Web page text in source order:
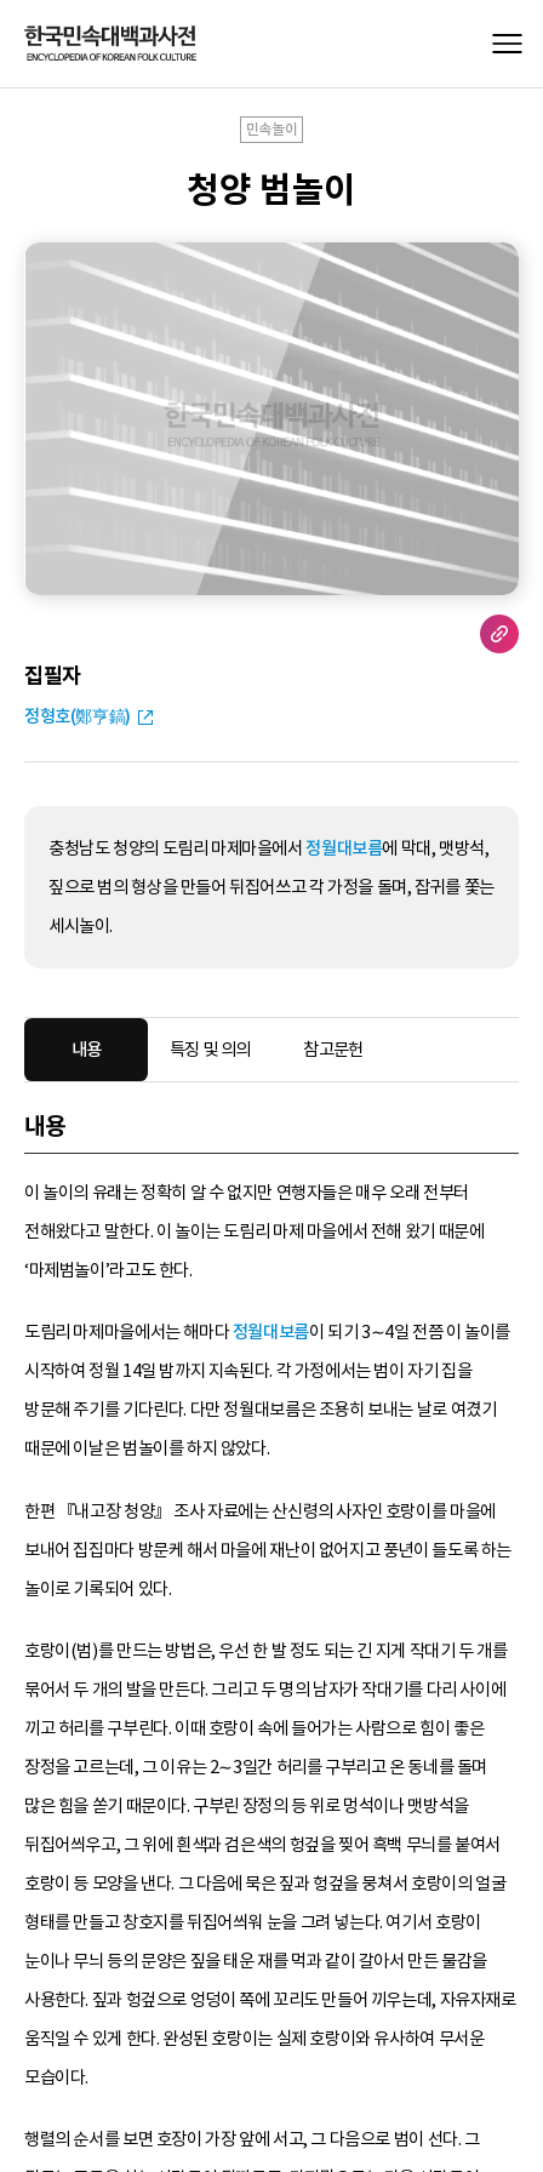
민속놀이
청양 범놀이
집필자
정형호(鄭亨鎬)
충청남도 청양의 도림리 마제마을에서정월대보름에 막대, 맷방석,
짚으로 범의 형상을 만들어 뒤집어쓰고 각 가정을 돌며, 잡귀를 쫓는
세시놀이.
내용 특징 및 의의 참고문헌
내용
이 놀이의 유래는 정확히 알 수 없지만 연행자들은 매우 오래 전부터
전해왔다고 말한다. 이 놀이는 도림리 마제 마을에서 전해 왔기 때문에
‘마제범놀이’라고도 한다.
도림리 마제마을에서는 해마다정월대보름이 되기 3∼4일 전쯤 이 놀이를
시작하여 정월 14일 밤까지 지속된다. 각 가정에서는 범이 자기 집을
방문해 주기를 기다린다. 다만 정월대보름은 조용히 보내는 날로 여겼기
때문에 이날은 범놀이를 하지 않았다.
한편 『내고장 청양』 조사 자료에는 산신령의 사자인 호랑이를 마을에
보내어 집집마다 방문케 해서 마을에 재난이 없어지고 풍년이 들도록 하는
놀이로 기록되어 있다.
호랑이(범)를 만드는 방법은, 우선 한 발 정도 되는 긴 지게 작대기 두 개를
묶어서 두 개의 발을 만든다. 그리고 두 명의 남자가 작대기를 다리 사이에
끼고 허리를 구부린다. 이때 호랑이 속에 들어가는 사람으로 힘이 좋은
장정을 고르는데, 그 이유는 2∼3일간 허리를 구부리고 온 동네를 돌며
많은 힘을 쏟기 때문이다. 구부린 장정의 등 위로 멍석이나 맷방석을
뒤집어씌우고, 그 위에 흰색과 검은색의 헝겊을 찢어 흑백 무늬를 붙여서
호랑이 등 모양을 낸다. 그 다음에 묵은 짚과 헝겊을 뭉쳐서 호랑이의 얼굴
형태를 만들고 창호지를 뒤집어씌워 눈을 그려 넣는다. 여기서 호랑이
눈이나 무늬 등의 문양은 짚을 태운 재를 먹과 같이 갈아서 만든 물감을
사용한다. 짚과 헝겊으로 엉덩이 쪽에 꼬리도 만들어 끼우는데, 자유자재로
움직일 수 있게 한다. 완성된 호랑이는 실제 호랑이와 유사하여 무서운
모습이다.
행렬의 순서를 보면 호장이 가장 앞에 서고, 그 다음으로 범이 선다. 그